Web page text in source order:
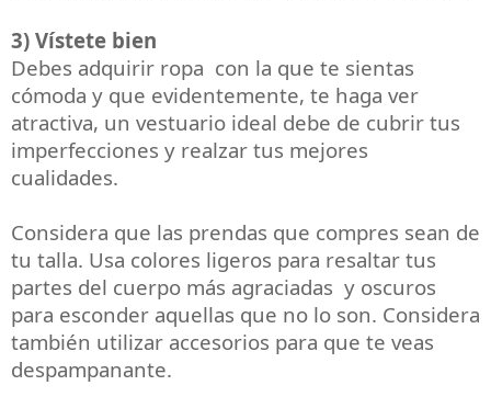
3) Vístete bien
Debes adquirir ropa con la que te sientas
cómoda y que evidentemente, te haga ver
atractiva, un vestuario ideal debe de cubrir tus
imperfecciones y realzar tus mejores
cualidades.
Considera que las prendas que compres sean de
tu talla. Usa colores ligeros para resaltar tus
partes del cuerpo más agraciadas y oscuros
para esconder aquellas que no lo son. Considera
también utilizar accesorios para que te veas
despampanante.